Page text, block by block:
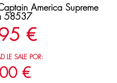
America Supreme
58537
€
LE SALE POR:
€